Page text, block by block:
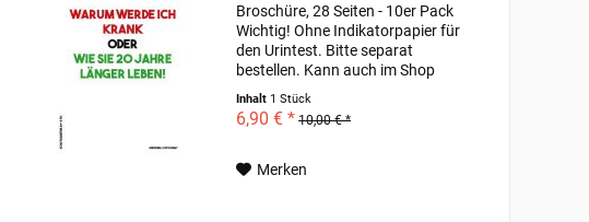
Broschüre, 28 Seiten - 10er Pack
Wichtig! Ohne Indikatorpapier für
den Urintest. Bitte separat
bestellen. Kann auch im Shop
bestellt werden, 2x52 Streifen
Inhalt 1 Stück
6,90 € * 10,00 € *
Merken